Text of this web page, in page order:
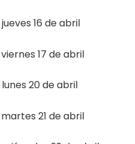
jueves 16 de abril
viernes 17 de abril
lunes 20 de abril
martes 21 de abril